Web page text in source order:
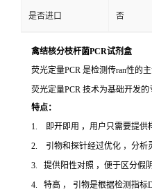
是否进口 否
禽结核分枝杆菌PCR试剂盒
荧光定量PCR 是检测传ran性的
荧光定量PCR 技术为基础开发的
特点：
1. 即开即用 ，用户只需要提供
2. 引物和探针经过优化 ，分析
3. 提供阳性对照 ，便于区分假阴
4. 特高 ， 引物是根据检测指标